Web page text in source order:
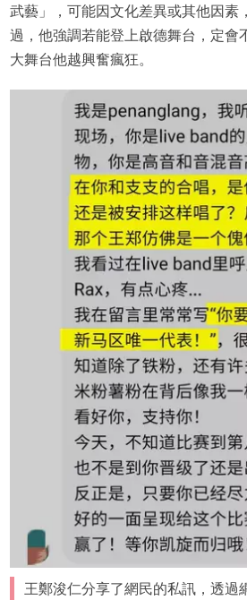
武藝」，可能因文化差異或其他因素
過，他強調若能登上啟德舞台，定會
大舞台他越興奮瘋狂。
王鄭浚仁分享了網民的私訊，透過